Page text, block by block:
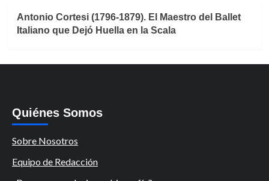
Antonio Cortesi (1796-1879). El Maestro del Ballet
Italiano que Dejó Huella en la Scala
Quiénes Somos
Sobre Nosotros
Equipo de Redacción